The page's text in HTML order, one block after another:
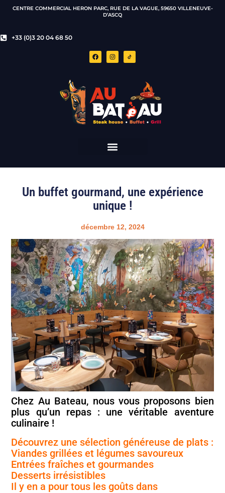
CENTRE COMMERCIAL HERON PARC, RUE DE LA VAGUE, 59650 VILLENEUVE-
D’ASCQ
+33 (0)3 20 04 68 50
Un buffet gourmand, une expérience
unique !
décembre 12, 2024
Chez Au Bateau, nous vous proposons bien
plus qu’un repas : une véritable aventure
culinaire !
Découvrez une sélection généreuse de plats :
Viandes grillées et légumes savoureux
Entrées fraîches et gourmandes
Desserts irrésistibles
Il y en a pour tous les goûts dans